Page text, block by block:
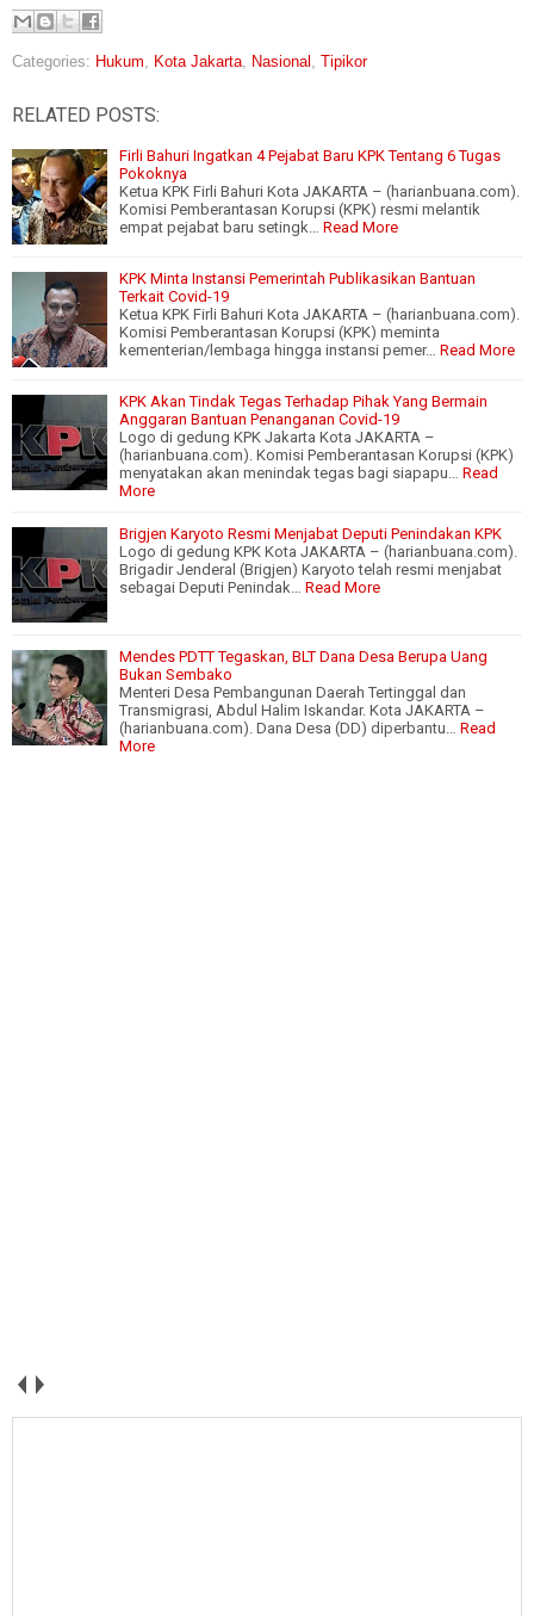
Categories: Hukum, Kota Jakarta, Nasional , Tipikor
RELATED POSTS:
Firli Bahuri Ingatkan 4 Pejabat Baru KPK Tentang 6 Tugas
Pokoknya
Ketua KPK Firli Bahuri Kota JAKARTA – (harianbuana.com).
Komisi Pemberantasan Korupsi (KPK) resmi melantik
empat pejabat baru setingk… Read More
KPK Minta Instansi Pemerintah Publikasikan Bantuan
Terkait Covid-19
Ketua KPK Firli Bahuri Kota JAKARTA – (harianbuana.com).
Komisi Pemberantasan Korupsi (KPK) meminta
kementerian/lembaga hingga instansi pemer… Read More
KPK Akan Tindak Tegas Terhadap Pihak Yang Bermain
Anggaran Bantuan Penanganan Covid-19
Logo di gedung KPK Jakarta Kota JAKARTA –
(harianbuana.com). Komisi Pemberantasan Korupsi (KPK)
menyatakan akan menindak tegas bagi siapapu… Read
More
Brigjen Karyoto Resmi Menjabat Deputi Penindakan KPK
Logo di gedung KPK Kota JAKARTA – (harianbuana.com).
Brigadir Jenderal (Brigjen) Karyoto telah resmi menjabat
sebagai Deputi Penindak… Read More
Mendes PDTT Tegaskan, BLT Dana Desa Berupa Uang
Bukan Sembako
Menteri Desa Pembangunan Daerah Tertinggal dan
Transmigrasi, Abdul Halim Iskandar. Kota JAKARTA –
(harianbuana.com). Dana Desa (DD) diperbantu… Read
More